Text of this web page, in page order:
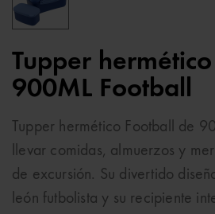
Tupper hermético
900ML Football
Tupper hermético Football de
llevar comidas, almuerzos y
de excursión. Su divertido
león futbolista y su recipiente